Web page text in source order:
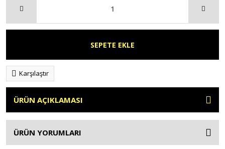
SEPETE EKLE
Karşılaştır
ÜRÜN AÇIKLAMASI
ÜRÜN YORUMLARI